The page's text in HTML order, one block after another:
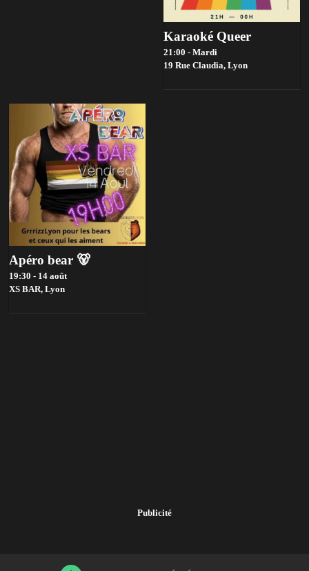
Karaoké Queer
21:00 - Mardi
19 Rue Claudia, Lyon
Apéro bear 🐻
19:30 - 14 août
XS BAR, Lyon
Publicité